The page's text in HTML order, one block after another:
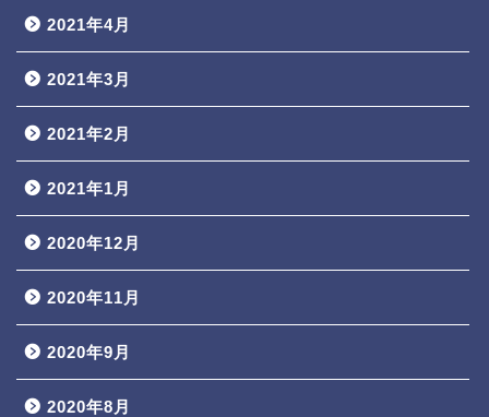
2021年4月
2021年3月
2021年2月
2021年1月
2020年12月
2020年11月
2020年9月
2020年8月